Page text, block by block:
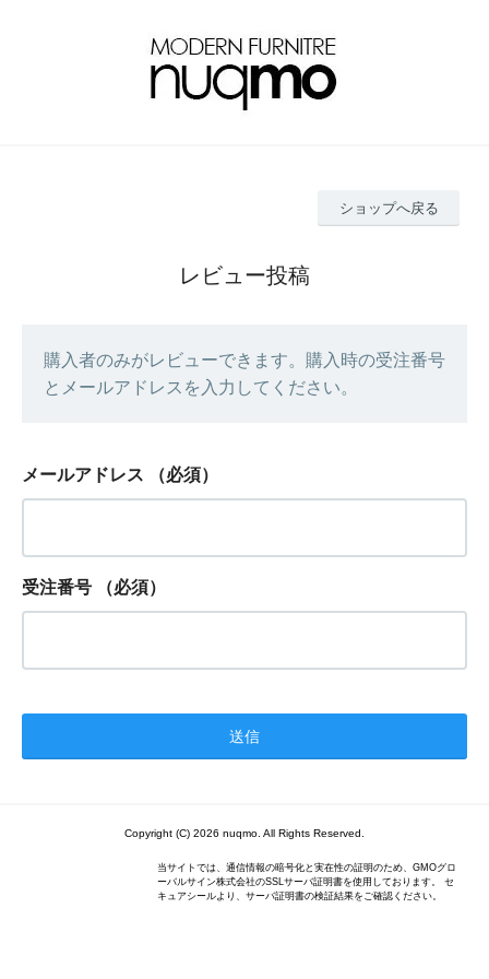
ショップへ戻る
レビュー投稿
購入者のみがレビューできます。購入時の受注番号
とメールアドレスを入力してください。
メールアドレス （必須）
受注番号 （必須）
Copyright (C) 2026 nuqmo. All Rights Reserved.
当サイトでは、通信情報の暗号化と実在性の証明のため、GMOグロ
ーバルサイン株式会社のSSLサーバ証明書を使用しております。 セ
キュアシールより、サーバ証明書の検証結果をご確認ください。